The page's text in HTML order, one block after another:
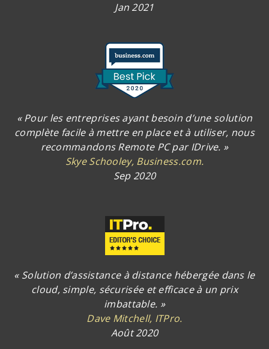
Jan 2021
« Pour les entreprises ayant besoin d’une solution
complète facile à mettre en place et à utiliser, nous
recommandons Remote PC par IDrive. »
Skye Schooley, Business.com.
Sep 2020
« Solution d’assistance à distance hébergée dans le
cloud, simple, sécurisée et efficace à un prix
imbattable. »
Dave Mitchell, ITPro.
Août 2020